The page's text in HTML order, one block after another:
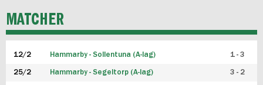
P19
F19
MATCHER
12/2 Hammarby - Sollentuna (A-lag) 1 - 3
25/2 Hammarby - Segeltorp (A-lag) 3 - 2